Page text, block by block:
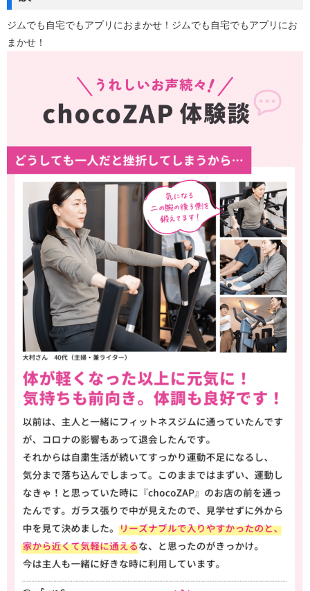
ジムでも自宅でもアプリにおまかせ！ジムでも自宅でもアプリにお
まかせ！